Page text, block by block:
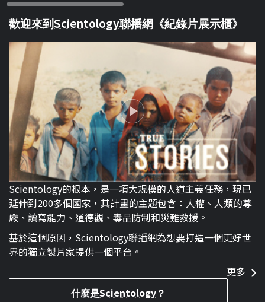
歡迎來到Scientology聯播網《紀錄片展示櫃》
Scientology的根本，是一項大規模的人道主義任務，現已
延伸到200多個國家，其計畫的主題包含：人權、人類的尊
嚴、讀寫能力、道德觀、毒品防制和災難救援。
基於這個原因，Scientology聯播網為想要打造一個更好世
界的獨立製片家提供一個平台。
更多
什麼是Scientology ？